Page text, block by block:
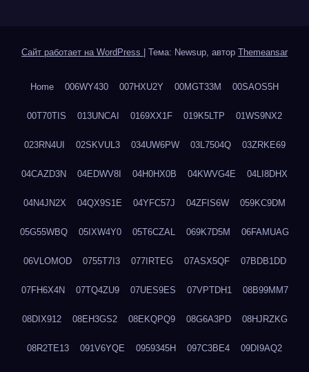
Сайт работает на WordPress Тема: Newsup, автор Themeansar
Home 006WY430 007HXU2Y 00MGT33M 00SAOS5H
00T70TIS 013UNCAI 0169XX1F 019K5LTP 01WS9NX2
023RN4UI 02SKVUL3 034UW6PW 03L7504Q 03ZRKE69
04CAZD3N 04EDWV8I 04H0HX0B 04KWVG4E 04LI8DHX
04N4JN2X 04QX9S1E 04YFC57J 04ZFIS6W 059KC9DM
05G55WBQ 05IXW4Y0 05T6CZAL 069K7D5M 06FAMUAG
06VLOMOD 0755T7I3 077IRTEG 07ASX5QF 07BDB1DD
07FH6X4N 07TQ4ZU9 07UES9ES 07VPTDH1 08B99MM7
08DIX912 08EH3GS2 08EKQPQ9 08G6A3PD 08HJRZKG
08R2TE13 091V6YQE 0959345H 097C3BE4 09DI9AQ2